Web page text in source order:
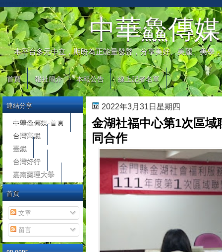
中華鱻傳媒
本平台多元中立，期盼為正能量發聲，分享美好、美麗、美學
首頁 報社簡介 本報公告 線上記者名單
2022年3月31日星期四
金湖社福中心第1次區
同合作
連結分享
中華鱻傳媒-首頁
台灣高鐵
臺鐵
台灣好行
嘉南藥理大學
首頁
文章
留言